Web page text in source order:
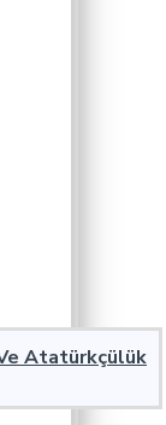
Atatürkçülük